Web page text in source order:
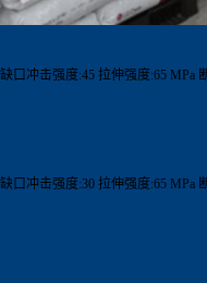
口冲击强度:45 拉伸强度:65
口冲击强度:30 拉伸强度:65